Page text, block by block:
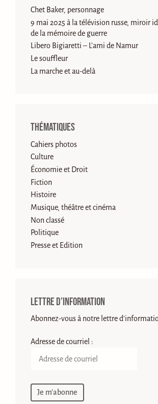
Chet Baker, personnage
9 mai 2025 à la télévision russe, miroir
de la mémoire de guerre
Libero Bigiaretti – L’ami de Namur
Le souffleur
La marche et au-delà
Thématiques
Cahiers photos
Culture
Économie et Droit
Fiction
Histoire
Musique, théâtre et cinéma
Non classé
Politique
Presse et Edition
Lettre d’information
Abonnez-vous à notre lettre
Adresse de courriel :